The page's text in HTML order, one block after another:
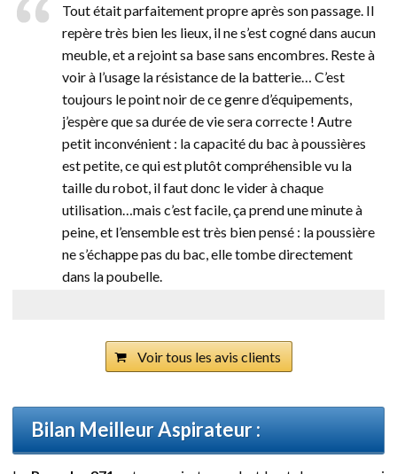
Tout était parfaitement propre après son passage. Il
repère très bien les lieux, il ne s’est cogné dans aucun
meuble, et a rejoint sa base sans encombres. Reste à
voir à l’usage la résistance de la batterie… C’est
toujours le point noir de ce genre d’équipements,
j’espère que sa durée de vie sera correcte ! Autre
petit inconvénient : la capacité du bac à poussières
est petite, ce qui est plutôt compréhensible vu la
taille du robot, il faut donc le vider à chaque
utilisation…mais c’est facile, ça prend une minute à
peine, et l’ensemble est très bien pensé : la poussière
ne s’échappe pas du bac, elle tombe directement
dans la poubelle.
Voir tous les avis clients
Bilan Meilleur Aspirateur :